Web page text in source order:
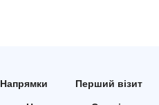
Напрямки Перший візит